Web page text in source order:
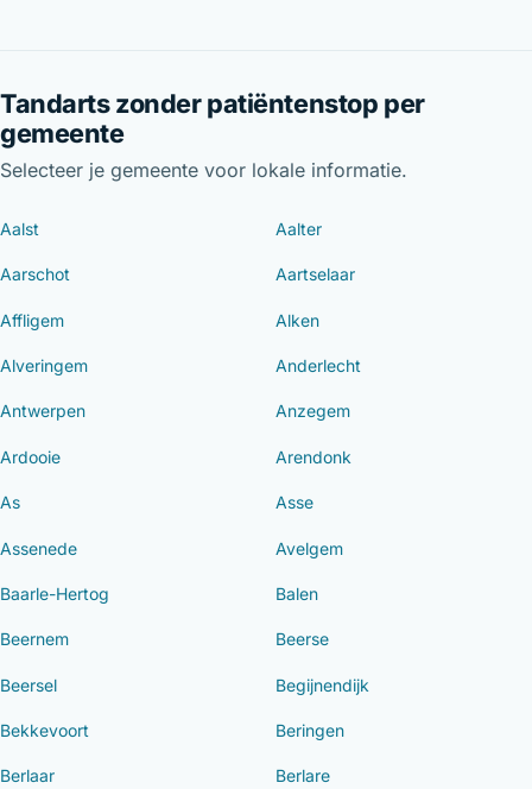
Tandarts zonder patiëntenstop per
gemeente
Selecteer je gemeente voor lokale informatie.
Aalst Aalter
Aarschot Aartselaar
Affligem Alken
Alveringem Anderlecht
Antwerpen Anzegem
Ardooie Arendonk
As Asse
Assenede Avelgem
Baarle-Hertog Balen
Beernem Beerse
Beersel Begijnendijk
Bekkevoort Beringen
Berlaar Berlare